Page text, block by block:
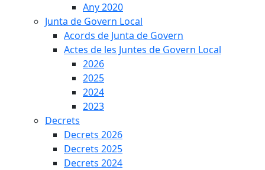
Any 2020
Junta de Govern Local
Acords de Junta de Govern
Actes de les Juntes de Govern Local
2026
2025
2024
2023
Decrets
Decrets 2026
Decrets 2025
Decrets 2024